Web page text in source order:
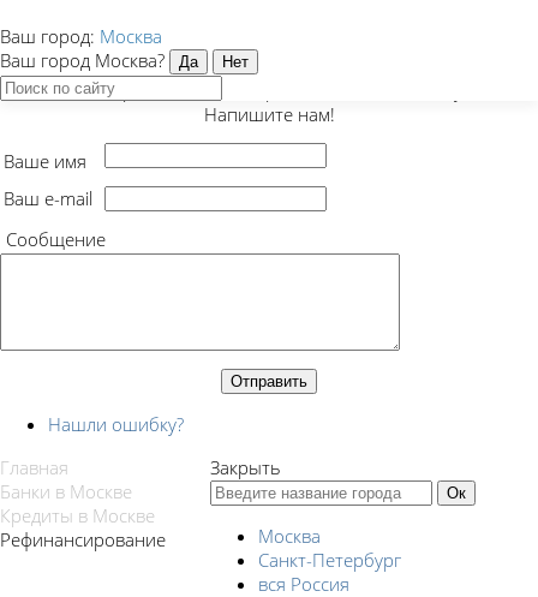
Есть предложение, вопрос или нашли ошибку?
Напишите нам!
Ваше имя
Ваш e-mail
Сообщение
Нашли ошибку?
Ваш город: Москва
Ваш город Москва?
Закрыть
Москва
Санкт-Петербург
вся Россия
Главная
Банки в Москве
Кредиты в Москве
Рефинансирование